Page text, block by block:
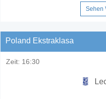
Sehen
Poland Ekstraklasa
Zeit: 16:30